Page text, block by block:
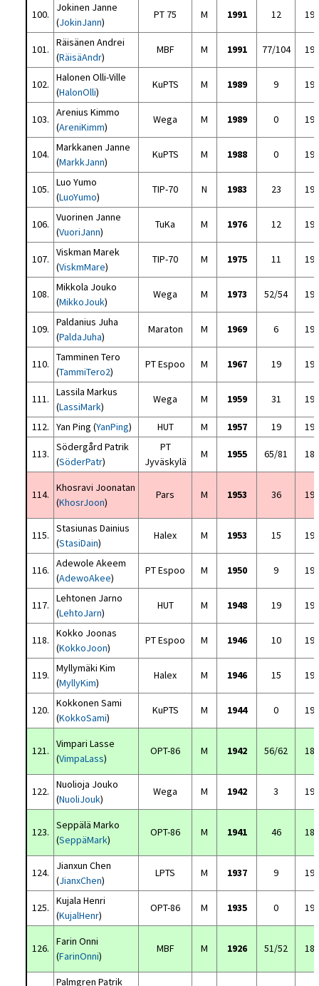
100.
Jokinen Janne
(JokinJann)
PT 75 M 1991 12
101.
Räisänen Andrei
(RäisäAndr)
MBF M 1991 77/104
102.
Halonen Olli-Ville
(HalonOlli)
KuPTS M 1989 9
103.
Arenius Kimmo
(AreniKimm)
Wega M 1989 0
104.
Markkanen Janne
(MarkkJann)
KuPTS M 1988 0
105.
Luo Yumo
(LuoYumo)
TIP-70 N 1983 23
106.
Vuorinen Janne
(VuoriJann)
TuKa M 1976 12
107.
Viskman Marek
(ViskmMare)
TIP-70 M 1975 11
108.
Mikkola Jouko
(MikkoJouk)
Wega M 1973 52/54
109.
Paldanius Juha
(PaldaJuha)
Maraton M 1969 6
110.
Tamminen Tero
(TammiTero2)
PT Espoo M 1967 19
111.
Lassila Markus
(LassiMark)
Wega M 1959 31
112. Yan Ping (YanPing) HUT M 1957 19
113.
Södergård Patrik
(SöderPatr)
PT
Jyväskylä
M 1955 65/81
114.
Khosravi Joonatan
(KhosrJoon)
Pars M 1953 36
115.
Stasiunas Dainius
(StasiDain)
Halex M 1953 15
116.
Adewole Akeem
(AdewoAkee)
PT Espoo M 1950 9
117.
Lehtonen Jarno
(LehtoJarn)
HUT M 1948 19
118.
Kokko Joonas
(KokkoJoon)
PT Espoo M 1946 10
119.
Myllymäki Kim
(MyllyKim)
Halex M 1946 15
120.
Kokkonen Sami
(KokkoSami)
KuPTS M 1944 0
121.
Vimpari Lasse
(VimpaLass)
OPT-86 M 1942 56/62
122.
Nuolioja Jouko
(NuoliJouk)
Wega M 1942 3
123.
Seppälä Marko
(SeppäMark)
OPT-86 M 1941 46
124.
Jianxun Chen
(JianxChen)
LPTS M 1937 9
125.
Kujala Henri
(KujalHenr)
OPT-86 M 1935 0
126.
Farin Onni
(FarinOnni)
MBF M 1926 51/52
Palmgren Patrik